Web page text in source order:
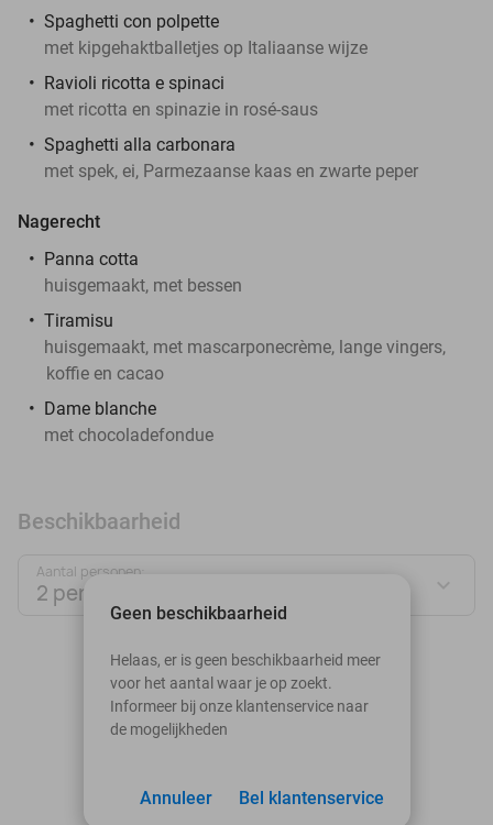
Spaghetti con polpette
met kipgehaktballetjes op Italiaanse wijze
Ravioli ricotta e spinaci
met ricotta en spinazie in rosé-saus
Spaghetti alla carbonara
met spek, ei, Parmezaanse kaas en zwarte peper
Nagerecht
Panna cotta
huisgemaakt, met bessen
Tiramisu
huisgemaakt, met mascarponecrème, lange vingers,
koffie en cacao
Dame blanche
met chocoladefondue
Beschikbaarheid
Aantal personen:
2 personen
augustus 2026
Ma
Di Wo Do Vr
4 5 6 7 8
Geen beschikbaarheid
Helaas, er is geen beschikbaarheid meer
voor het aantal waar je op zoekt.
Informeer bij onze klantenservice naar
de mogelijkheden
Bel klantenservice
Annuleer